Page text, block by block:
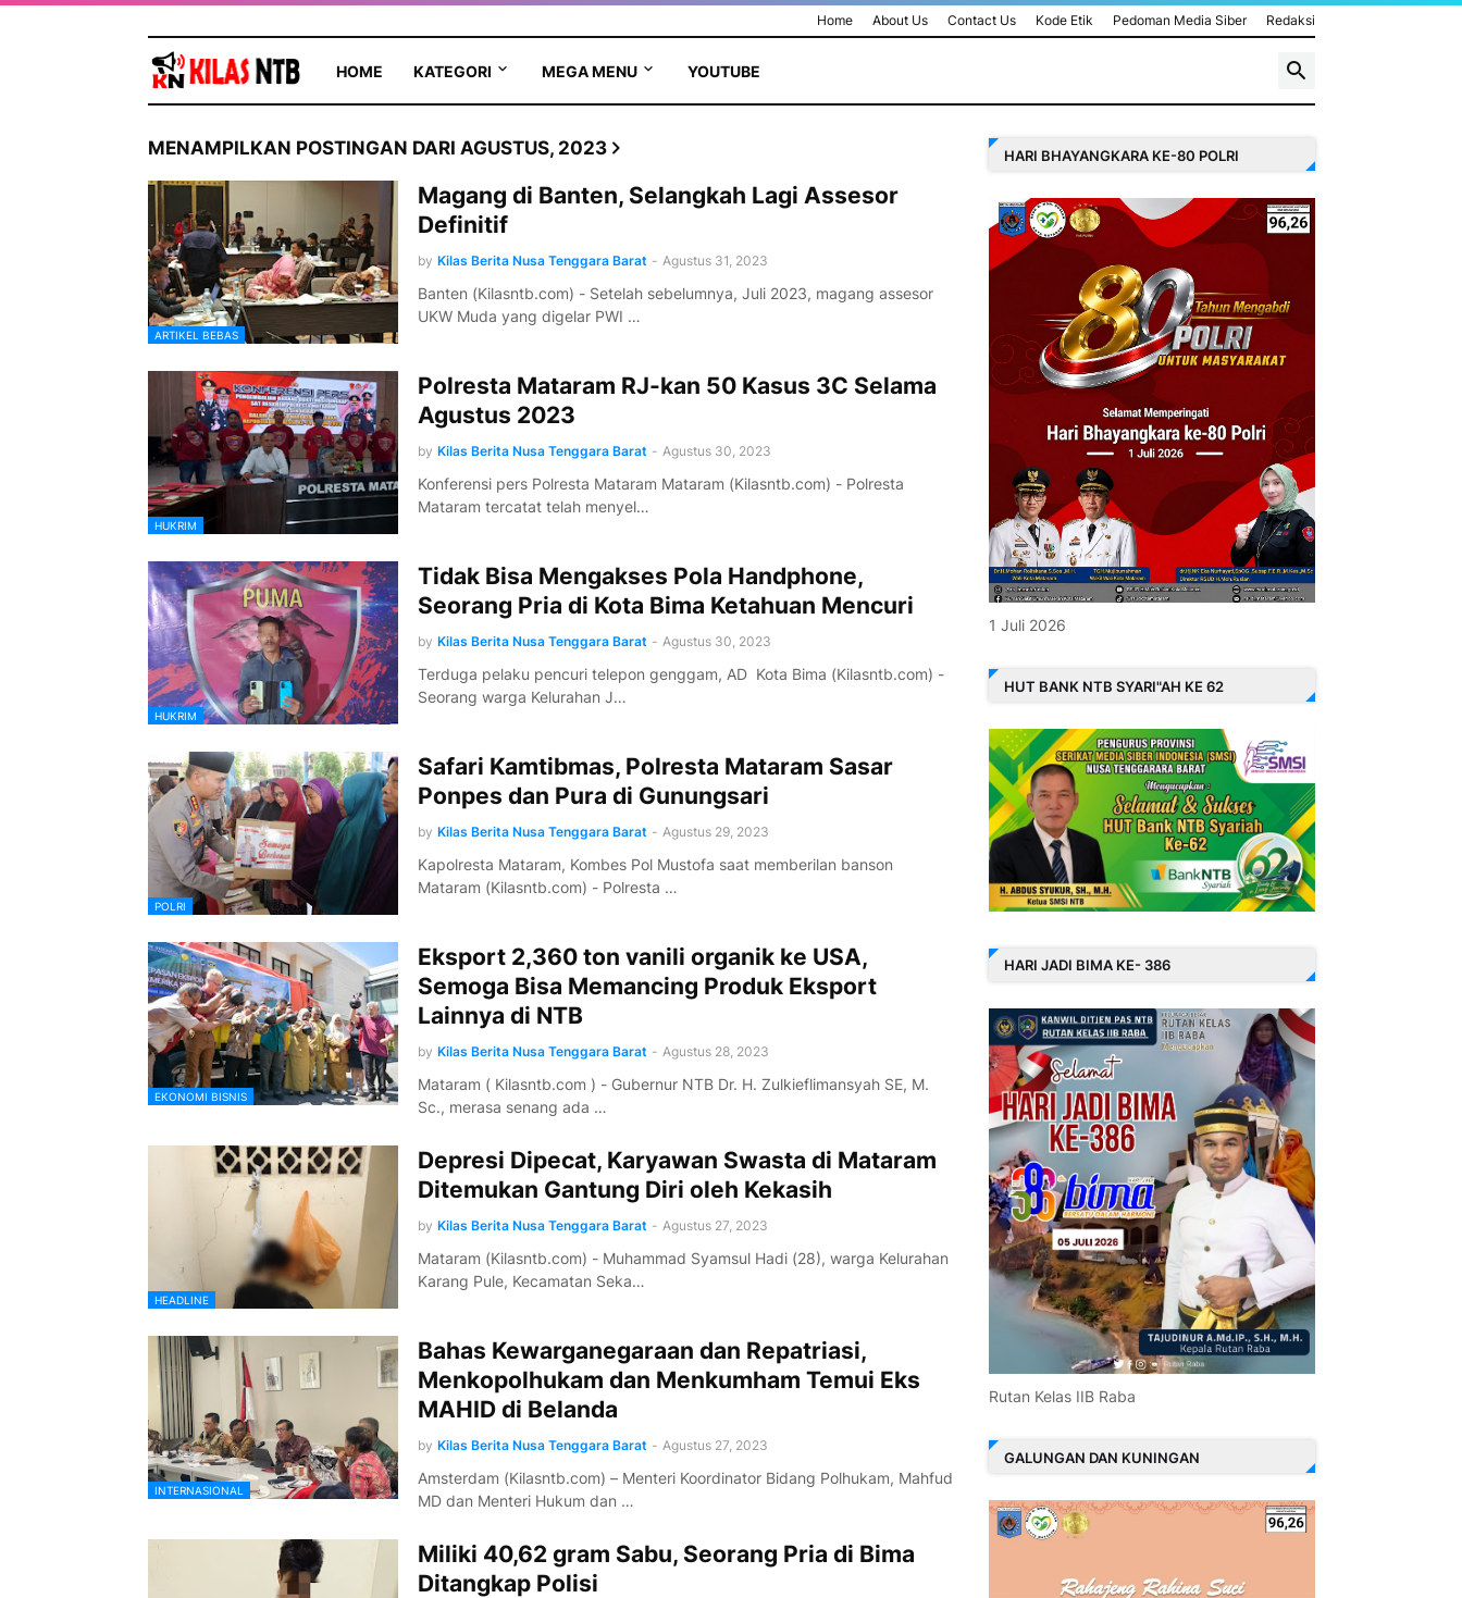
Home About Us Contact Us Kode Etik Pedoman Media Siber Redaksi
HOME KATEGORI MEGA MENU YOUTUBE
MENAMPILKAN POSTINGAN DARI AGUSTUS, 2023
ARTIKEL BEBAS
Magang di Banten, Selangkah Lagi Assesor
Definitif
by Kilas Berita Nusa Tenggara Barat - Agustus 31, 2023
Banten (Kilasntb.com) - Setelah sebelumnya, Juli 2023, magang assesor
UKW Muda yang digelar PWI …
HUKRIM
Polresta Mataram RJ-kan 50 Kasus 3C Selama
Agustus 2023
by Kilas Berita Nusa Tenggara Barat - Agustus 30, 2023
Konferensi pers Polresta Mataram Mataram (Kilasntb.com) - Polresta
Mataram tercatat telah menyel…
HUKRIM
Tidak Bisa Mengakses Pola Handphone,
Seorang Pria di Kota Bima Ketahuan Mencuri
by Kilas Berita Nusa Tenggara Barat - Agustus 30, 2023
Terduga pelaku pencuri telepon genggam, AD Kota Bima (Kilasntb.com) -
Seorang warga Kelurahan J…
POLRI
Safari Kamtibmas, Polresta Mataram Sasar
Ponpes dan Pura di Gunungsari
by Kilas Berita Nusa Tenggara Barat - Agustus 29, 2023
Kapolresta Mataram, Kombes Pol Mustofa saat memberilan banson
Mataram (Kilasntb.com) - Polresta …
EKONOMI BISNIS
Eksport 2,360 ton vanili organik ke USA,
Semoga Bisa Memancing Produk Eksport
Lainnya di NTB
by Kilas Berita Nusa Tenggara Barat - Agustus 28, 2023
Mataram ( Kilasntb.com ) - Gubernur NTB Dr. H. Zulkieflimansyah SE, M.
Sc., merasa senang ada …
HEADLINE
Depresi Dipecat, Karyawan Swasta di Mataram
Ditemukan Gantung Diri oleh Kekasih
by Kilas Berita Nusa Tenggara Barat - Agustus 27, 2023
Mataram (Kilasntb.com) - Muhammad Syamsul Hadi (28), warga Kelurahan
Karang Pule, Kecamatan Seka…
INTERNASIONAL
Bahas Kewarganegaraan dan Repatriasi,
Menkopolhukam dan Menkumham Temui Eks
MAHID di Belanda
by Kilas Berita Nusa Tenggara Barat - Agustus 27, 2023
Amsterdam (Kilasntb.com) – Menteri Koordinator Bidang Polhukam, Mahfud
MD dan Menteri Hukum dan …
Miliki 40,62 gram Sabu, Seorang Pria di Bima
Ditangkap Polisi
HARI BHAYANGKARA KE-80 POLRI
1 Juli 2026
HUT BANK NTB SYARI"AH KE 62
HARI JADI BIMA KE- 386
Rutan Kelas IIB Raba
GALUNGAN DAN KUNINGAN